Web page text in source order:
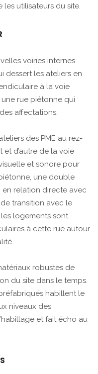
utilisateurs du site.
voiries internes
dessert les ateliers en
à la voie
rue piétonne qui
affectations.
des PME au rez-
d’autre de la voie
et sonore pour
une double
relation directe avec
transition avec le
logements sont
à cette rue autour
robustes de
du site dans le temps.
habillent le
niveaux des
et fait écho au